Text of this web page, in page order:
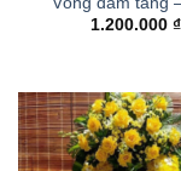
1.200.000 ₫